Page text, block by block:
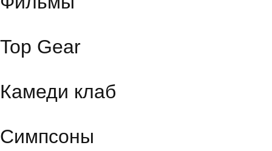
Top Gear
Камеди клаб
Симпсоны